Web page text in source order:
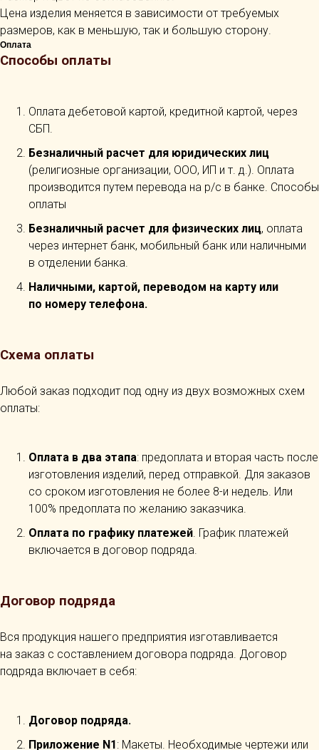
Цена изделия меняется в зависимости от требуемых
размеров, как в меньшую, так и большую сторону.
Оплата
Способы оплаты
Оплата дебетовой картой, кредитной картой, через
СБП.
Безналичный расчет для юридических лиц
(религиозные организации, ООО, ИП и т. д.). Оплата
производится путем перевода на р/с в банке. Способы
оплаты
Безналичный расчет для физических лиц, оплата
через интернет банк, мобильный банк или наличными
в отделении банка.
Наличными, картой, переводом на карту или
по номеру телефона.
Схема оплаты
Любой заказ подходит под одну из двух возможных схем
оплаты:
Оплата в два этапа: предоплата и вторая часть после
изготовления изделий, перед отправкой. Для заказов
со сроком изготовления не более 8-и недель. Или
100% предоплата по желанию заказчика.
Оплата по графику платежей. График платежей
включается в договор подряда.
Договор подряда
Вся продукция нашего предприятия изготавливается
на заказ с составлением договора подряда. Договор
подряда включает в себя:
Договор подряда.
Приложение N1: Макеты. Необходимые чертежи или